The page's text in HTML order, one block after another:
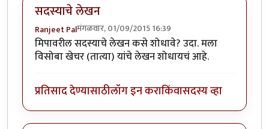
सदस्याचे लेखन
Ranjeet Palमंगळवार, 01/09/2015 16:39
मिपावरील सदस्याचे लेखन कसे शोधावे? उदा. मला
विसोबा खेचर (तात्या) यांचे लेखन शोधायचं आहे.
प्रतिसाद देण्यासाठीलॉग इन कराकिंवासदस्य व्हा